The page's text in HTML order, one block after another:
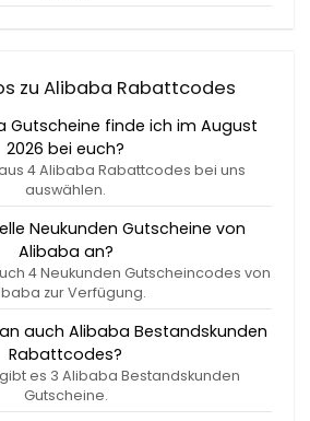
zu Alibaba Rabattcodes
Gutscheine finde ich im August
2026 bei euch?
4 Alibaba Rabattcodes bei uns
auswählen.
Neukunden Gutscheine von
Alibaba an?
4 Neukunden Gutscheincodes von
zur Verfügung.
auch Alibaba Bestandskunden
Rabattcodes?
es 3 Alibaba Bestandskunden
Gutscheine.